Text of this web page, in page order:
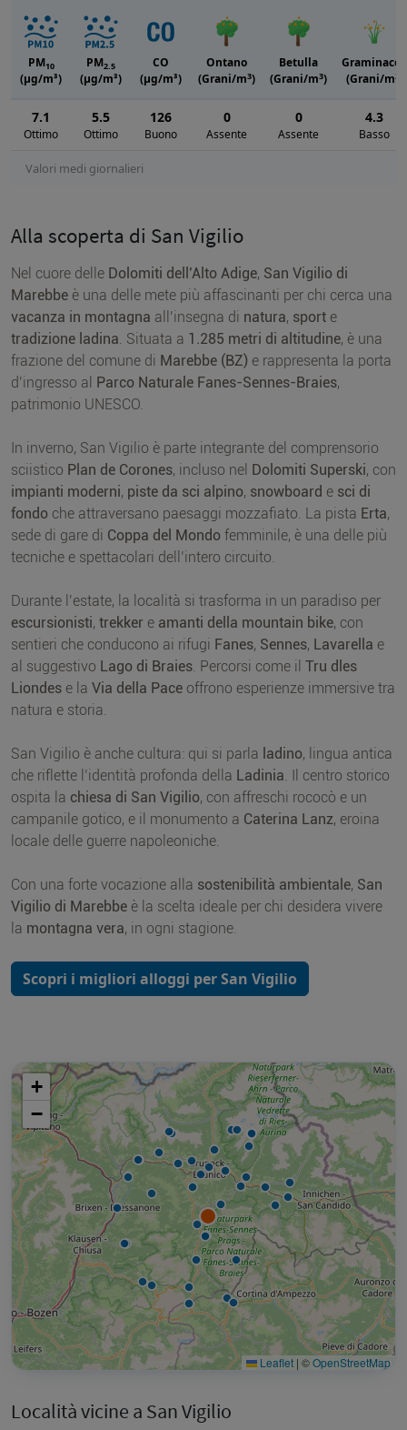
Valori medi giornalieri
PM10
(μg/m³)
PM2.5
(μg/m³)
CO
(μg/m³)
Ontano
(Grani/m3)
Betulla
(Grani/m3)
Graminacee
(Grani/m3
7.1
Ottimo
5.5
Ottimo
126
Buono
0
Assente
0
Assente
4.3
Basso
Alla scoperta di San Vigilio
Nel cuore delle Dolomiti dell’Alto Adige, San Vigilio di
Marebbe è una delle mete più affascinanti per chi cerca una
vacanza in montagna all’insegna di natura, sport e
tradizione ladina . Situata a 1.285 metri di altitudine, è una
frazione del comune di Marebbe (BZ) e rappresenta la porta
d’ingresso al Parco Naturale Fanes-Sennes-Braies,
patrimonio UNESCO.
In inverno, San Vigilio è parte integrante del comprensorio
sciistico Plan de Corones, incluso nel Dolomiti Superski, con
impianti moderni, piste da sci alpino, snowboard e sci di
fondo che attraversano paesaggi mozzafiato. La pista Erta,
sede di gare di Coppa del Mondo femminile, è una delle più
tecniche e spettacolari dell’intero circuito.
Durante l’estate, la località si trasforma in un paradiso per
escursionisti, trekker e amanti della mountain bike, con
sentieri che conducono ai rifugi Fanes, Sennes, Lavarella e
al suggestivo Lago di Braies . Percorsi come il Tru dles
Liondes e la Via della Pace offrono esperienze immersive tra
natura e storia.
San Vigilio è anche cultura: qui si parla ladino, lingua antica
che riflette l’identità profonda della Ladinia . Il centro storico
ospita la chiesa di San Vigilio, con affreschi rococò e un
campanile gotico, e il monumento a Caterina Lanz, eroina
locale delle guerre napoleoniche.
Con una forte vocazione alla sostenibilità ambientale, San
Vigilio di Marebbe è la scelta ideale per chi desidera vivere
la montagna vera, in ogni stagione.
Scopri i migliori alloggi per San Vigilio
+
−
Leaflet | ©OpenStreetMap
Località vicine a San Vigilio